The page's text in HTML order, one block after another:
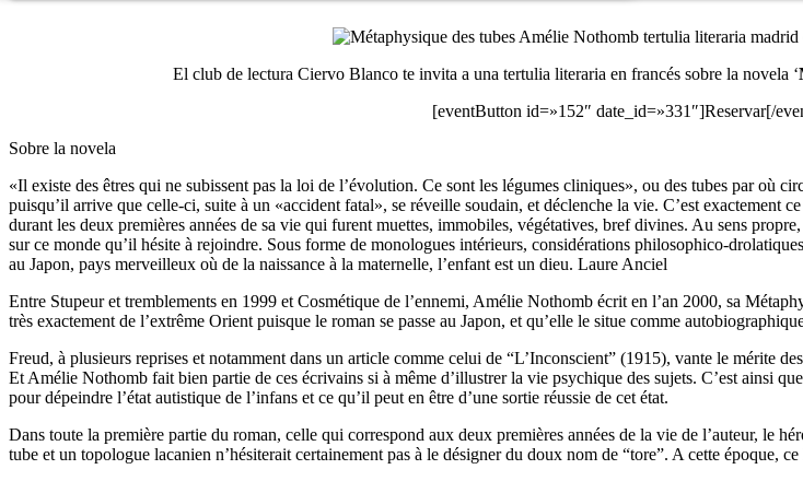
El club de lectura Ciervo Blanco te invita a una tertulia literaria en francés sobre la novela ‘
[eventButton id=»152″ date_id=»331″]Reservar[/
Sobre la novela
«Il existe des êtres qui ne subissent pas la loi de l’évolution. Ce sont les légumes cliniques», ou des tubes par où
puisqu’il arrive que celle-ci, suite à un «accident fatal», se réveille soudain, et déclenche la vie. C’est exactement
durant les deux premières années de sa vie qui furent muettes, immobiles, végétatives, bref divines. Au sens
sur ce monde qu’il hésite à rejoindre. Sous forme de monologues intérieurs, considérations philosophico-
au Japon, pays merveilleux où de la naissance à la maternelle, l’enfant est un dieu. Laure Anciel
Entre Stupeur et tremblements en 1999 et Cosmétique de l’ennemi, Amélie Nothomb écrit en l’an 2000, sa
très exactement de l’extrême Orient puisque le roman se passe au Japon, et qu’elle le situe comme
Freud, à plusieurs reprises et notamment dans un article comme celui de “L’Inconscient” (1915), vante le mérite
Et Amélie Nothomb fait bien partie de ces écrivains si à même d’illustrer la vie psychique des sujets. C’est ainsi
pour dépeindre l’état autistique de l’infans et ce qu’il peut en être d’une sortie réussie de cet état.
Dans toute la première partie du roman, celle qui correspond aux deux premières années de la vie de l’auteur, le
tube et un topologue lacanien n’hésiterait certainement pas à le désigner du doux nom de “tore”. A cette époque,